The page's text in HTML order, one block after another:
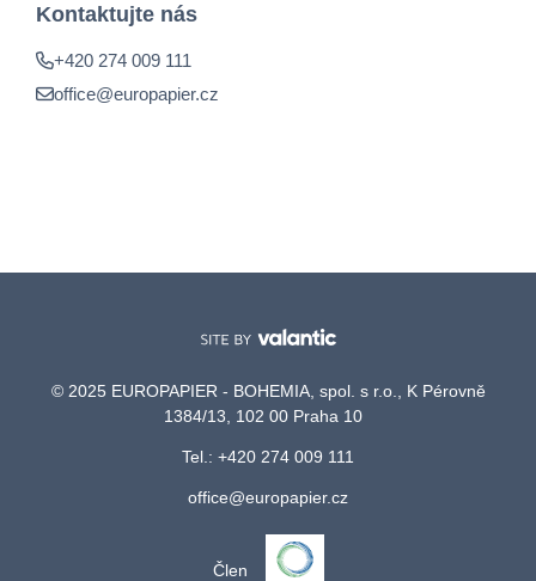
Kontaktujte nás
+420 274 009 111
office@europapier.cz
© 2025 EUROPAPIER - BOHEMIA, spol. s r.o., K Pérovně
1384/13, 102 00 Praha 10
Tel.: +420 274 009 111
office@europapier.cz
Člen